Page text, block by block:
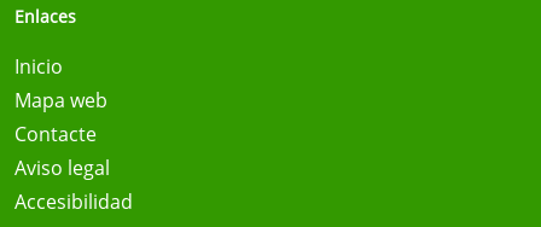
Enlaces
Inicio
Mapa web
Contacte
Aviso legal
Accesibilidad